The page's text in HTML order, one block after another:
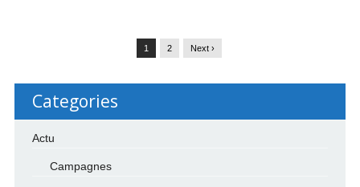
1 2 Next ›
Categories
Actu
Campagnes